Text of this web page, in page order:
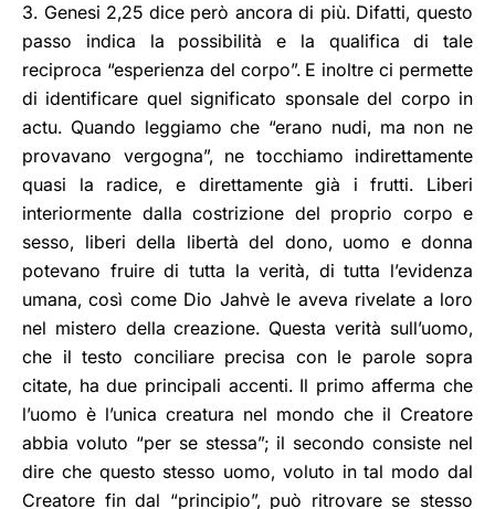
3. Genesi 2,25 dice però ancora di più. Difatti, questo
passo indica la possibilità e la qualifica di tale
reciproca “esperienza del corpo”. E inoltre ci permette
di identificare quel significato sponsale del corpo in
actu. Quando leggiamo che “erano nudi, ma non ne
provavano vergogna”, ne tocchiamo indirettamente
quasi la radice, e direttamente già i frutti. Liberi
interiormente dalla costrizione del proprio corpo e
sesso, liberi della libertà del dono, uomo e donna
potevano fruire di tutta la verità, di tutta l’evidenza
umana, così come Dio Jahvè le aveva rivelate a loro
nel mistero della creazione. Questa verità sull’uomo,
che il testo conciliare precisa con le parole sopra
citate, ha due principali accenti. Il primo afferma che
l’uomo è l’unica creatura nel mondo che il Creatore
abbia voluto “per se stessa”; il secondo consiste nel
dire che questo stesso uomo, voluto in tal modo dal
Creatore fin dal “principio”, può ritrovare se stesso